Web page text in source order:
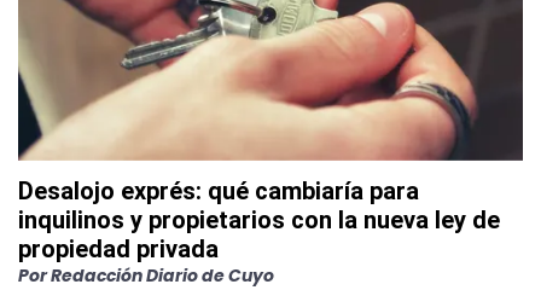
Desalojo exprés: qué cambiaría para
inquilinos y propietarios con la nueva ley de
propiedad privada
PorRedacción Diario de Cuyo